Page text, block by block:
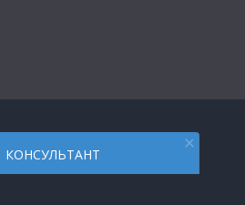
КОНСУЛЬТАНТ